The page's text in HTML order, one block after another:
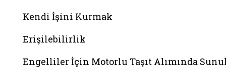
Kendi İşini Kurmak
Erişilebilirlik
Engelliler İçin Motorlu Taşıt Alımında